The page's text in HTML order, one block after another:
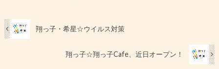
翔っ子・希星☆ウイルス対策
翔っ子☆翔っ子Cafe、近日オープン！